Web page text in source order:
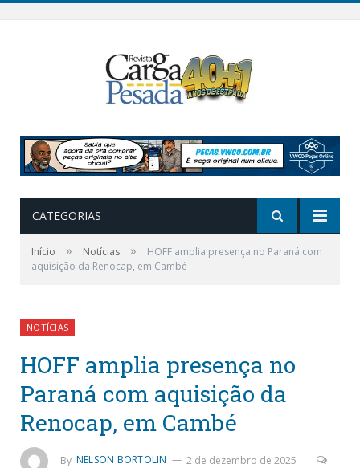
CATEGORIAS
Início » Notícias »
HOFF amplia presença no Paraná com
aquisição da Renocap, em Cambé
NOTÍCIAS
HOFF amplia presença no
Paraná com aquisição da
Renocap, em Cambé
By NELSON BORTOLIN
2 de dezembro de 2025